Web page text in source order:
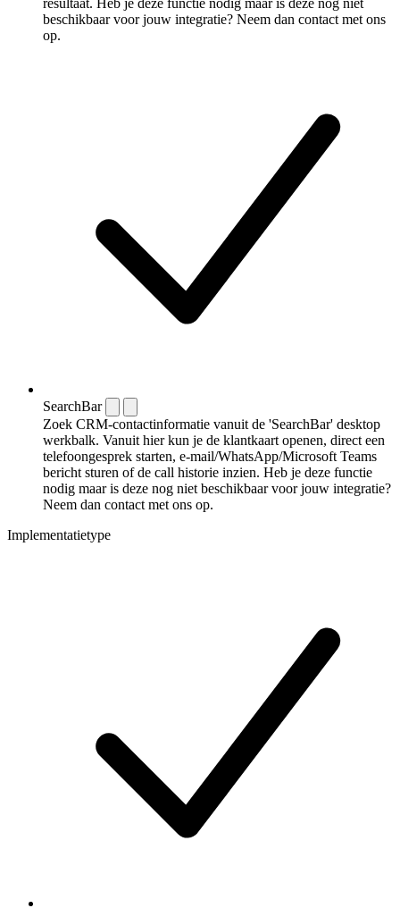
beschikbaar voor jouw integratie? Neem dan contact met ons
op.
SearchBar
Zoek CRM-contactinformatie vanuit de 'SearchBar' desktop
werkbalk. Vanuit hier kun je de klantkaart openen, direct een
telefoongesprek starten, e-mail/WhatsApp/Microsoft Teams
bericht sturen of de call historie inzien. Heb je deze functie
nodig maar is deze nog niet beschikbaar voor jouw integratie?
Neem dan contact met ons op.
Implementatietype